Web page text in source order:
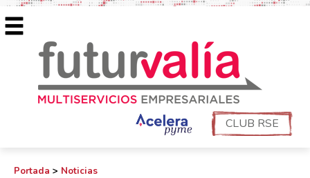
CLUB RSE
Portada > Noticias